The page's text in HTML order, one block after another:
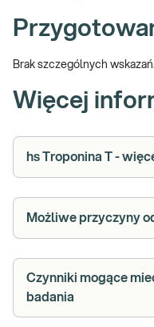
Brak szczególnych wskazań.
Więcej
hs Troponina T -
Możliwe przyczyny
Czynniki mogące
badania